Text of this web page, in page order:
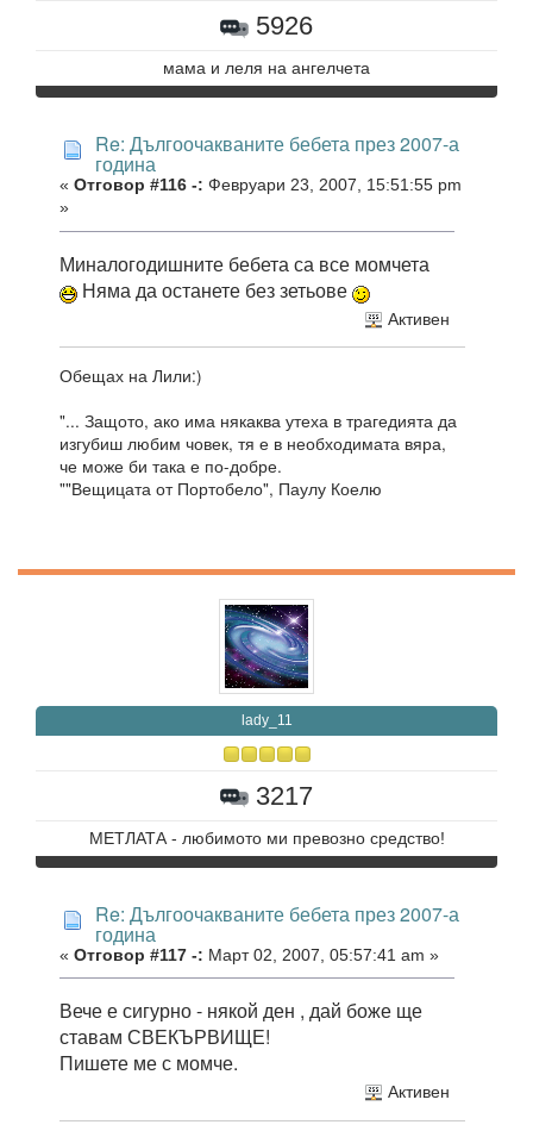
5926
мама и леля на ангелчета
Re: Дългоочакваните бебета през 2007-а
година
« Отговор #116 -: Февруари 23, 2007, 15:51:55 pm
»
Миналогодишните бебета са все момчета
Няма да останете без зетьове
Активен
Обещах на Лили:)
"... Защото, ако има някаква утеха в трагедията да
изгубиш любим човек, тя е в необходимата вяра,
че може би така е по-добре.
""Вещицата от Портобело", Паулу Коелю
lady_11
3217
МЕТЛАТА - любимото ми превозно средство!
Re: Дългоочакваните бебета през 2007-а
година
« Отговор #117 -: Март 02, 2007, 05:57:41 am »
Вече е сигурно - някой ден , дай боже ще
ставам СВЕКЪРВИЩЕ!
Пишете ме с момче.
Активен